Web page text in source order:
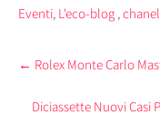
parlato alla Dante
alla Venaria Reale
Illustri personaggi”.
Eventi, L'eco-blog ,chanel
Post
← Rolex Monte Carlo
Diciassette Nuovi Casi